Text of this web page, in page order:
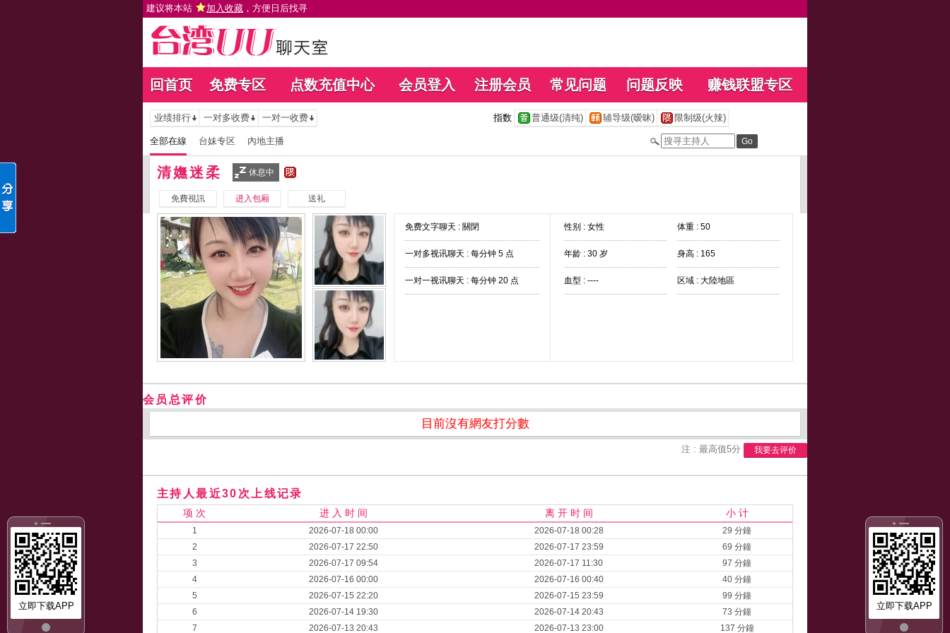
建议将本站 加入收藏 ，方便日后找寻
回首页 免费专区 点数充值中心 会员登入 注册会员 常见问题 问题反映 赚钱联盟专区
立即下载APP
立即下载APP
业绩排行 一对多收费 一对一收费 指数 普通级(清纯) 辅导级(暧昧) 限制级(火辣)
全部在線 台妹专区 內地主播
清嫵迷柔 休息中
免費視訊 进入包厢 送礼
免费文字聊天 : 關閉
一对多视讯聊天 : 每分钟 5 点
一对一视讯聊天 : 每分钟 20 点
性别 : 女性 体重 : 50
年龄 : 30 岁 身高 : 165
血型 : ---- 区域 : 大陸地區
会员总评价
目前沒有網友打分數
注 : 最高值5分 我要去评价
主持人最近30次上线记录
项 次 进 入 时 间 离 开 时 间 小 计
1 2026-07-18 00:00 2026-07-18 00:28
29 分鐘
2
2026-07-17 22:50 2026-07-17 23:59
69 分鐘
3
2026-07-17 09:54 2026-07-17 11:30
97 分鐘
4
2026-07-16 00:00 2026-07-16 00:40
40 分鐘
5
2026-07-15 22:20 2026-07-15 23:59
99 分鐘
6
2026-07-14 19:30 2026-07-14 20:43
73 分鐘
7
2026-07-13 20:43 2026-07-13 23:00 137 分鐘